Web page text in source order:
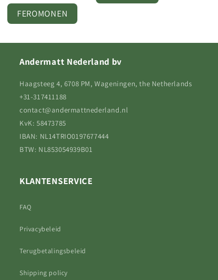
FEROMONEN
Andermatt Nederland bv
Haagsteeg 4, 6708 PM, Wageningen, the Netherlands
+31-317411188
contact@andermattnederland.nl
KvK: 58473785
IBAN: NL14TRIO0197677444
BTW: NL853054939B01
KLANTENSERVICE
FAQ
Privacybeleid
Terugbetalingsbeleid
Shipping policy